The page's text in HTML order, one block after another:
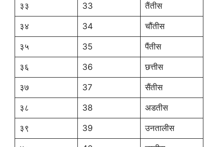
३३ 33 तैंतीस
३४ 34 चौंतीस
३५ 35 पैंतीस
३६ 36 छत्तीस
३७ 37 सैंतीस
३८ 38 अडतीस
३९ 39 उनतालीस